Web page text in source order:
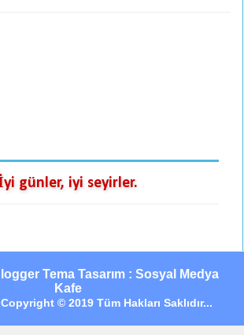
günler, iyi seyirler.
Tema Tasarım : Sosyal Medya
Kafe
© 2019 Tüm Hakları Saklıdır...